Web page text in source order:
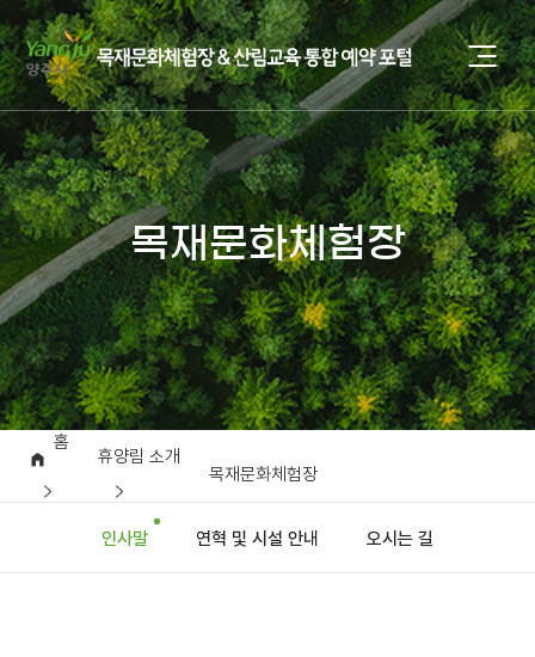
목재문화체험장
홈
휴양림 소개
목재문화체험장
인사말 연혁 및 시설 안내 오시는 길